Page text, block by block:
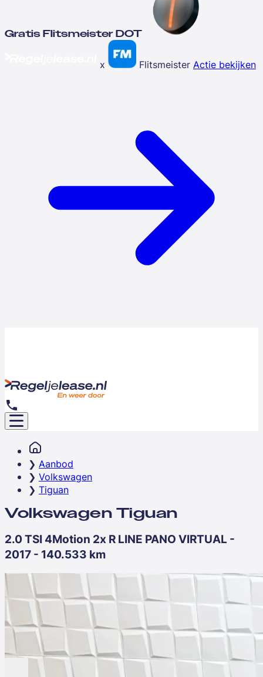
Gratis Flitsmeister DOT
x Flitsmeister Actie bekijken
Aanbod
Volkswagen
Tiguan
Volkswagen Tiguan
2.0 TSI 4Motion 2x R LINE PANO VIRTUAL -
2017 - 140.533 km